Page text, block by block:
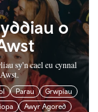
o
sy'n cael eu cynnal
Parau
Grwpiau
Awyr Agored